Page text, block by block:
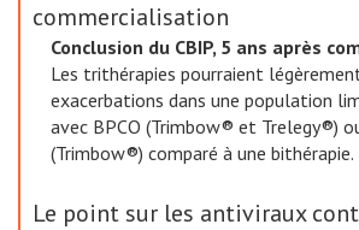
commercialisation
Conclusion du CBIP, 5 ans après
Les trithérapies pourraient
exacerbations dans une population
avec BPCO (Trimbow® et Trelegy®)
(Trimbow®) comparé à une bithérapie.
Le point sur les antiviraux